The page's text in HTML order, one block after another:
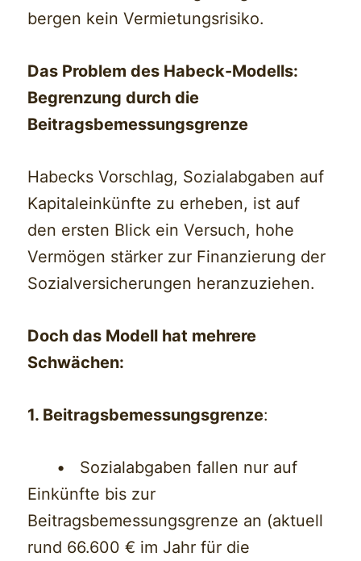
bergen kein Vermietungsrisiko.
Das Problem des Habeck-Modells:
Begrenzung durch die
Beitragsbemessungsgrenze
Habecks Vorschlag, Sozialabgaben auf
Kapitaleinkünfte zu erheben, ist auf
den ersten Blick ein Versuch, hohe
Vermögen stärker zur Finanzierung der
Sozialversicherungen heranzuziehen.
Doch das Modell hat mehrere
Schwächen:
1. Beitragsbemessungsgrenze:
• Sozialabgaben fallen nur auf
Einkünfte bis zur
Beitragsbemessungsgrenze an (aktuell
rund 66.600 € im Jahr für die